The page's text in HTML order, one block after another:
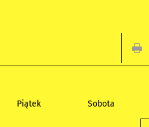
Piątek Sobota